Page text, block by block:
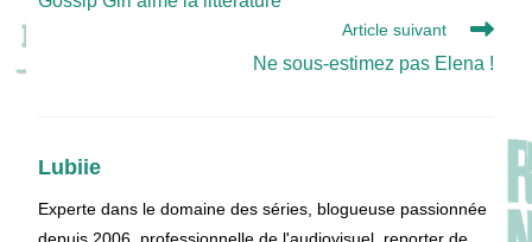
articles
Article suivant
Ne sous-estimez pas Elena !
Lubiie
Experte dans le domaine des séries, blogueuse passionnée
depuis 2006, professionnelle de l'audiovisuel, reporter de